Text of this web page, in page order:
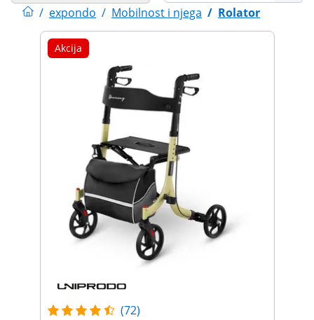
/ expondo / Mobilnost i njega / Rolator
Akcija
(72)